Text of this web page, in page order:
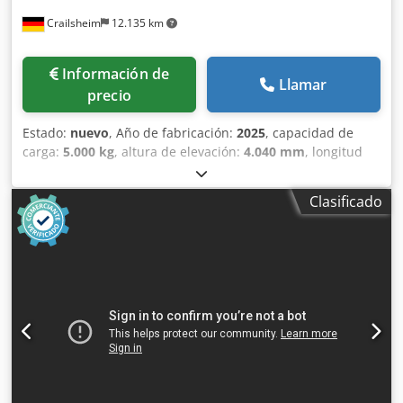
4 - 2925 cm³ · Presión de trabajo del circuito de control
el accesorio 97 l/min · Nivel de ruido en el oído del
conductor según DIN 12 053 78 dB Djdpfxjztgmbj Aiijkr
Crailsheim 12.135 km
Información de
precio
Llamar
Estado: nuevo, Año de fabricación: 2025, capacidad de
carga: 5.000 kg, altura de elevación: 4.040 mm, longitud
, Tipo de operario: sentado · Capacidad de
carga máxima: 5.000 kg · Centro de carga: 600 mm ·
Distancia de carga, eje de transmisión al centro de la
horquilla: 773 mm · Carga sobre el eje delantero (cargado)
/ eje trasero (cargado): 11.520 kg / 1.805 kg · Carga sobre el
motrices: 4 · Ancho de vía delantero: 1.620 mm · Distancia
entre las ruedas traseras: 1.740 mm · Altura del techo
protector (cabina) / altura total con techo protector bajo
Clasificado